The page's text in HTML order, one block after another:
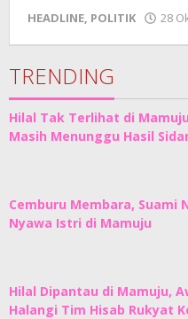
HEADLINE, POLITIK 28
TRENDING
Hilal Tak Terlihat di
Masih Menunggu Hasil
Cemburu Membara, Suami
Nyawa Istri di Mamuju
Hilal Dipantau di Mamuju,
Halangi Tim Hisab Rukyat